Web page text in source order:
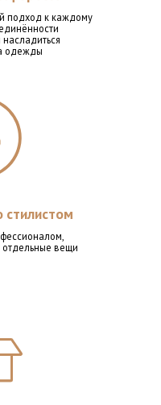
подход к каждому
одежды
стилистом
вещи